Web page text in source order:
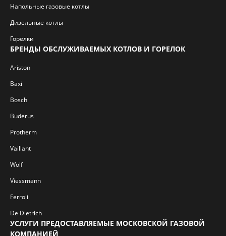
Напольные газовые котлы
Дизельные котлы
Горелки
БРЕНДЫ ОБСЛУЖИВАЕМЫХ КОТЛОВ И ГОРЕЛОК
Ariston
Baxi
Bosch
Buderus
Protherm
Vaillant
Wolf
Viessmann
Ferroli
De Dietrich
УСЛУГИ ПРЕДОСТАВЛЯЕМЫЕ МОСКОВСКОЙ ГАЗОВОЙ
КОМПАНИЕЙ